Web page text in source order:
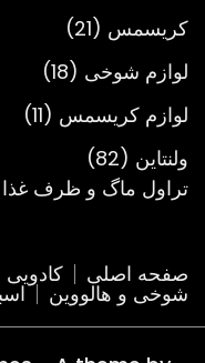
کریسمس 21
21
محصول
لوازم شوخی 18
18
محصول
لوازم کریسمس 11
11
ولنتاین 82
82
محصول
تراول ماگ و ظرف غذا
صفحه اصلی کادویی
شوخی و هالووین